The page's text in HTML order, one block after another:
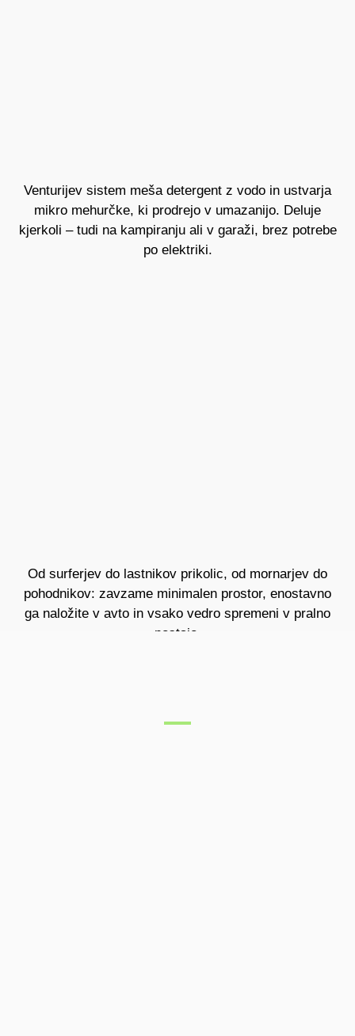
Venturijev sistem meša detergent z vodo in ustvarja
mikro mehurčke, ki prodrejo v umazanijo. Deluje
kjerkoli – tudi na kampiranju ali v garaži, brez potrebe
po elektriki.
Od surferjev do lastnikov prikolic, od mornarjev do
pohodnikov: zavzame minimalen prostor, enostavno
ga naložite v avto in vsako vedro spremeni v pralno
postajo.